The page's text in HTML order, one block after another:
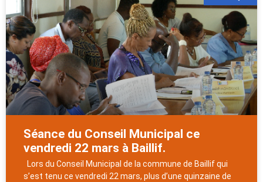
Séance du Conseil Municipal ce
vendredi 22 mars à Baillif.
Lors du Conseil Municipal de la commune de Baillif qui
s’est tenu ce vendredi 22 mars, plus d’une quinzaine de